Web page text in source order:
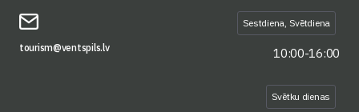
tourism@ventspils.lv
Sestdiena, Svētdiena
10:00-16:00
Svētku dienas